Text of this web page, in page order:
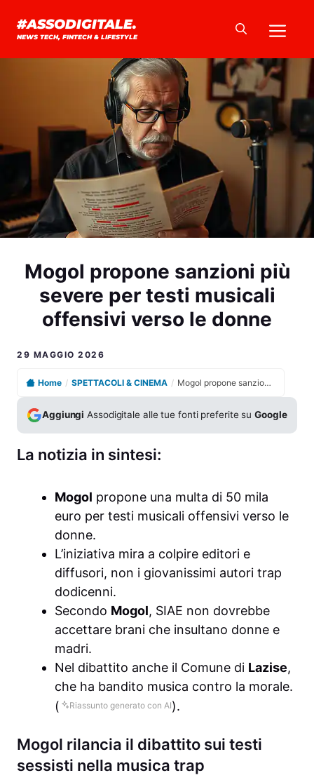
#ASSODIGITALE.
NEWS TECH, FINTECH & LIFESTYLE
Mogol propone sanzioni più
severe per testi musicali
offensivi verso le donne
29 MAGGIO 2026
Home / SPETTACOLI & CINEMA / Mogol propone sanzioni più severe per testi musicali offensivi verso le donne
Aggiungi Assodigitale alle tue fonti preferite suGoogle
La notizia in sintesi:
Mogol propone una multa di 50 mila
euro per testi musicali offensivi verso le
donne.
L’iniziativa mira a colpire editori e
diffusori, non i giovanissimi autori trap
dodicenni.
Secondo Mogol, SIAE non dovrebbe
accettare brani che insultano donne e
madri.
Nel dibattito anche il Comune di Lazise,
che ha bandito musica contro la morale.
(
Riassunto generato con AI).
Mogol rilancia il dibattito sui testi
sessisti nella musica trap